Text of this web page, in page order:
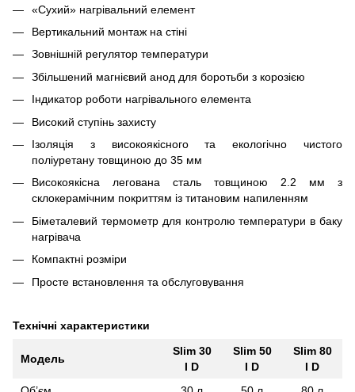
«Сухий» нагрівальний елемент
Вертикальний монтаж на стіні
Зовнішній регулятор температури
Збільшений магнієвий анод для боротьби з корозією
Індикатор роботи нагрівального елемента
Високий ступінь захисту
Ізоляція з високоякісного та екологічно чистого
поліуретану товщиною до 35 мм
Високоякісна легована сталь товщиною 2.2 мм з
склокерамічним покриттям із титановим напиленням
Біметалевий термометр для контролю температури в баку
нагрівача
Компактні розміри
Просте встановлення та обслуговування
Технічні характеристики
Модель
Slim 30
I D
Slim 50
I D
Slim 80
I D